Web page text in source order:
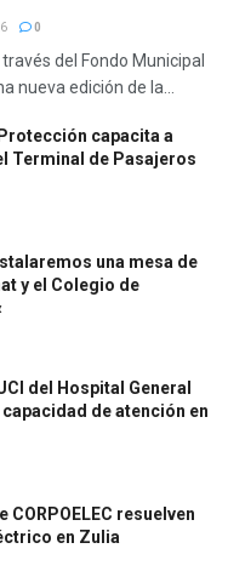
0
del Fondo Municipal
nueva edición de la...
capacita a
Terminal de Pasajeros
una mesa de
y el Colegio de
del Hospital General
de atención en
CORPOELEC resuelven
en Zulia